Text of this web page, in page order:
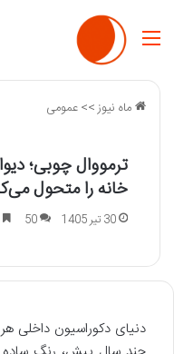
منو
ماه نیوز>>عمومی
ترمووال چوبی؛
خانه را متحول
30 تیر 1405 50
دنیای دکوراسیون داخلی